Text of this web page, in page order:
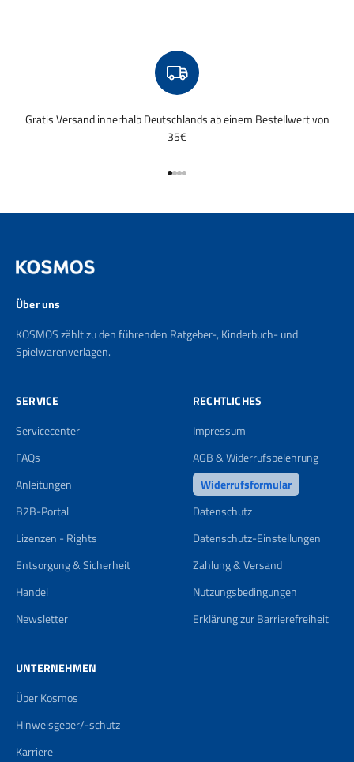
Gratis Versand innerhalb Deutschlands ab einem Bestellwert von
35€
Gehe zu Element 1
Gehe zu Element 2
Gehe zu Element 3
Gehe zu Element 4
Über uns
KOSMOS zählt zu den führenden Ratgeber-, Kinderbuch- und
Spielwarenverlagen.
SERVICE
Servicecenter
FAQs
Anleitungen
B2B-Portal
Lizenzen - Rights
Entsorgung & Sicherheit
Handel
Newsletter
RECHTLICHES
Impressum
AGB & Widerrufsbelehrung
Widerrufsformular
Datenschutz
Datenschutz-Einstellungen
Zahlung & Versand
Nutzungsbedingungen
Erklärung zur Barrierefreiheit
UNTERNEHMEN
Über Kosmos
Hinweisgeber/-schutz
Karriere